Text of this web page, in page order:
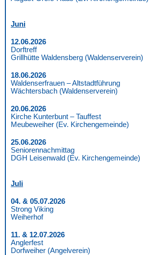
Juni
12.06.2026
Dorftreff
Grillhütte Waldensberg (Waldenserverein)
18.06.2026
Waldenserfrauen – Altstadtführung
Wächtersbach (Waldenserverein)
20.06.2026
Kirche Kunterbunt – Tauffest
Meubeweiher (Ev. Kirchengemeinde)
25.06.2026
Seniorennachmittag
DGH Leisenwald (Ev. Kirchengemeinde)
Juli
04. & 05.07.2026
Strong Viking
Weiherhof
11. & 12.07.2026
Anglerfest
Dorfweiher (Angelverein)